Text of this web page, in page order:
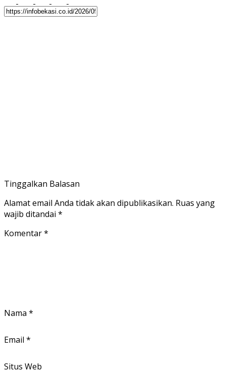
Tinggalkan Balasan
Alamat email Anda tidak akan dipublikasikan. Ruas yang
wajib ditandai *
Komentar*
Nama *
Email *
Situs Web